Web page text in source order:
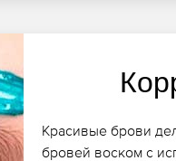
Красивые брови
бровей воском с